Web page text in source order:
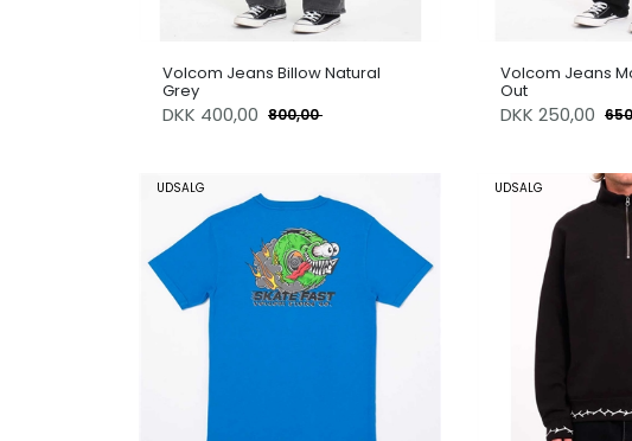
Volcom Jeans Billow Natural
Grey
DKK 400,00 800,00
Volcom Jeans
Out
DKK 250,00
UDSALG UDSALG